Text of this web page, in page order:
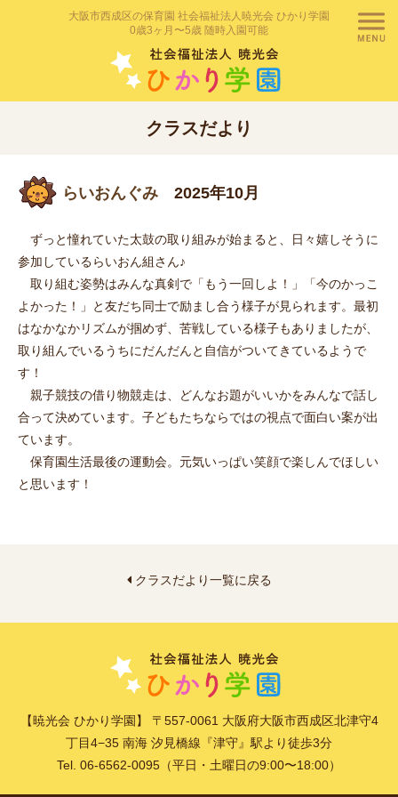
大阪市西成区の保育園 社会福祉法人暁光会 ひかり学園
0歳3ヶ月〜5歳 随時入園可能
クラスだより
らいおんぐみ 2025年10月
ずっと憧れていた太鼓の取り組みが始まると、日々嬉しそうに
参加しているらいおん組さん♪
取り組む姿勢はみんな真剣で「もう一回しよ！」「今のかっこ
よかった！」と友だち同士で励まし合う様子が見られます。最初
はなかなかリズムが掴めず、苦戦している様子もありましたが、
取り組んでいるうちにだんだんと自信がついてきているようで
す！
親子競技の借り物競走は、どんなお題がいいかをみんなで話し
合って決めています。子どもたちならではの視点で面白い案が出
ています。
保育園生活最後の運動会。元気いっぱい笑顔で楽しんでほしい
と思います！
クラスだより一覧に戻る
【暁光会 ひかり学園】 〒557-0061 大阪府大阪市西成区北津守4
丁目4−35 南海 汐見橋線『津守』駅より徒歩3分
Tel. 06-6562-0095（平日・土曜日の9:00〜18:00）